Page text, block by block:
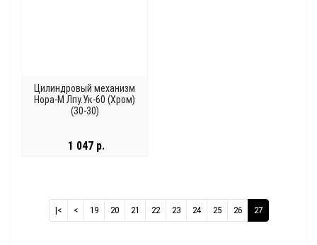
Цилиндровый механизм
Нора-М Лпу.Ук-60 (Хром)
(30-30)
1 047 р.
|< < 19 20 21 22 23 24 25 26 27